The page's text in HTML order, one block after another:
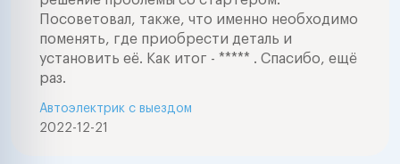
Посоветовал, также, что именно необходимо
поменять, где приобрести деталь и
установить её. Как итог - ***** . Спасибо, ещё
раз.
2022-12-21
Автоэлектрик с выездом